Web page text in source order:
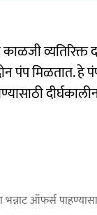
काळजी
मिळतात. हे
भन्नाट ऑफर्स